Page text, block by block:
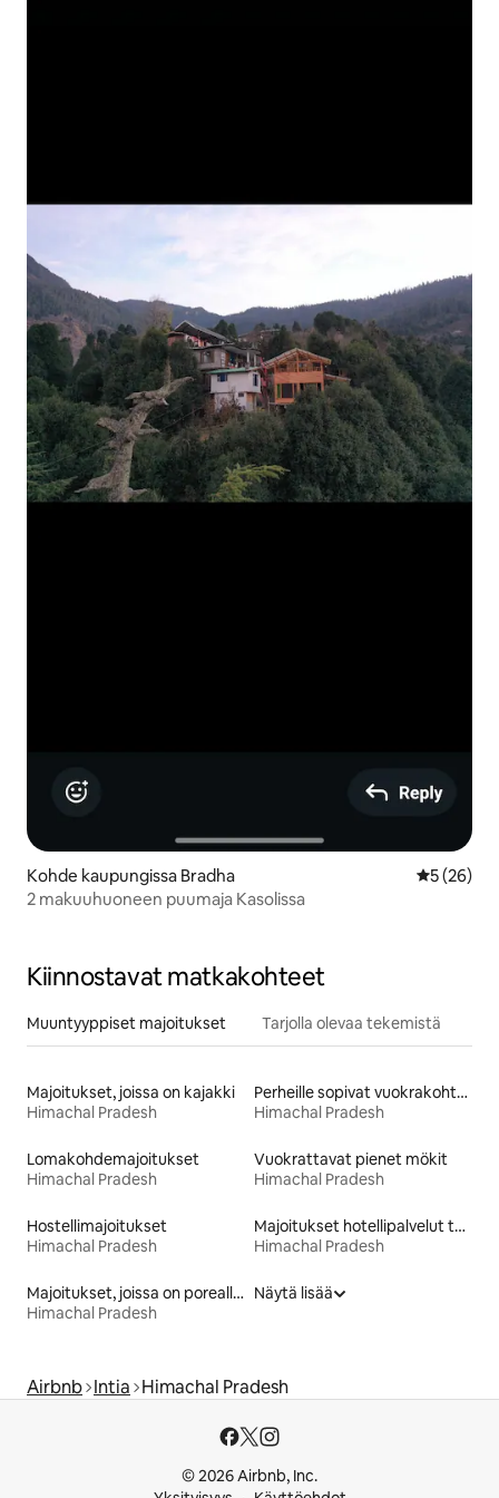
Kohde kaupungissa Bradha
5 (26)
2 makuuhuoneen puumaja Kasolissa
Kiinnostavat matkakohteet
Muuntyyppiset majoitukset Tarjolla olevaa tekemistä
Majoitukset, joissa on kajakki
Himachal Pradesh
Perheille sopivat vuokrakohteet
Himachal Pradesh
Lomakohdemajoitukset
Himachal Pradesh
Vuokrattavat pienet mökit
Himachal Pradesh
Hostellimajoitukset
Himachal Pradesh
Majoitukset hotellipalvelut tarjoavissa huoneistoissa
Himachal Pradesh
Majoitukset, joissa on poreallas
Himachal Pradesh
Näytä lisää
Airbnb Intia Himachal Pradesh
© 2026 Airbnb, Inc.